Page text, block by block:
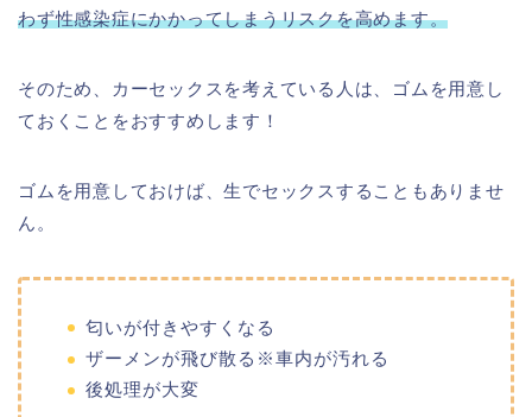
わず性感染症にかかってしまうリスクを高めます。
そのため、カーセックスを考えている人は、ゴムを用意し
ておくことをおすすめします！
ゴムを用意しておけば、生でセックスすることもありませ
ん。
匂いが付きやすくなる
ザーメンが飛び散る※車内が汚れる
後処理が大変